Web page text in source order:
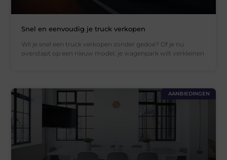
Snel en eenvoudig je truck verkopen
Wil je snel een truck verkopen zonder gedoe? Of je nu
overstapt op een nieuw model, je wagenpark wilt verkleinen
AANBIEDINGEN